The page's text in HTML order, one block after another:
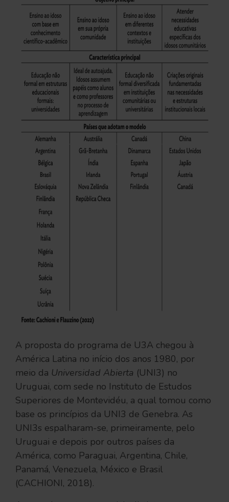
A proposta do programa de U3A chegou à
América Latina no início dos anos 1980, por
meio da Universidad Abierta (UNI3) no
Uruguai, com sede no Instituto de Estudos
Superiores de Montevidéu, a qual tomou como
base os princípios da UNI3 de Genebra. As
UNI3s espalharam-se, primeiramente, pelo
Uruguai e depois por outros países da
América, como Paraguai, Argentina, Chile,
Panamá, Venezuela, México e Brasil
(CACHIONI, 2018).